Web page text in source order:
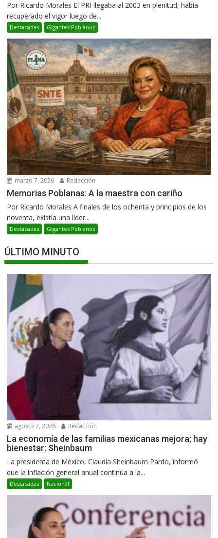
Por Ricardo Morales El PRI llegaba al 2003 en plenitud, había
recuperado el vigor luego de...
Destacadas Gigantes Poblanos
marzo 7, 2026 Redacción
Memorias Poblanas: A la maestra con cariño
Por Ricardo Morales A finales de los ochenta y principios de los
noventa, existía una líder...
Destacadas Gigantes Poblanos
ÚLTIMO MINUTO
agosto 7, 2026 Redacción
La economía de las familias mexicanas mejora; hay
bienestar: Sheinbaum
La presidenta de México, Claudia Sheinbaum Pardo, informó
que la inflación general anual continúa a la...
Destacadas Nacional